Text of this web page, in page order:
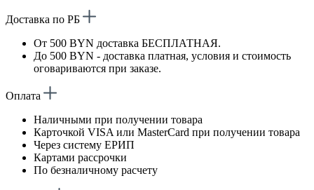
Доставка по РБ
От 500 BYN доставка БЕСПЛАТНАЯ.
До 500 BYN - доставка платная, условия и стоимость
оговариваются при заказе.
Оплата
Наличными при получении товара
Карточкой VISA или MasterCard при получении товара
Через систему ЕРИП
Картами рассрочки
По безналичному расчету